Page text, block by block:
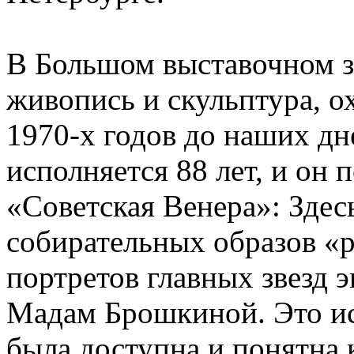
В Большом выставочном
живопись и скульптура,
1970-х годов до наших
исполняется 88 лет, и
«Советская Венера»:
собирательных образов
портретов главных
Мадам Брошкиной. Это